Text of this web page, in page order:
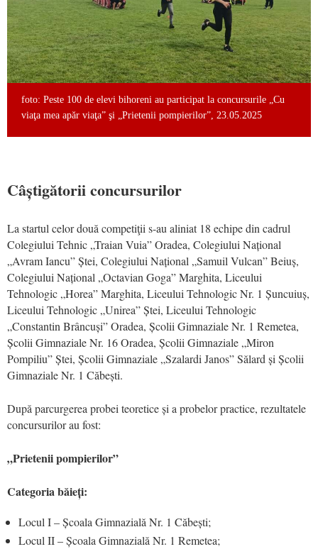
foto: Peste 100 de elevi bihoreni au participat la concursurile „Cu
viaţa mea apăr viaţa” şi „Prietenii pompierilor”, 23.05.2025
Câștigătorii concursurilor
La startul celor două competiţii s-au aliniat 18 echipe din cadrul
Colegiului Tehnic „Traian Vuia” Oradea, Colegiului Național
„Avram Iancu” Ștei, Colegiului Național „Samuil Vulcan” Beiuș,
Colegiului Național „Octavian Goga” Marghita, Liceului
Tehnologic „Horea” Marghita, Liceului Tehnologic Nr. 1 Șuncuiuș,
Liceului Tehnologic „Unirea” Ștei, Liceului Tehnologic
„Constantin Brâncuși” Oradea, Școlii Gimnaziale Nr. 1 Remetea,
Școlii Gimnaziale Nr. 16 Oradea, Școlii Gimnaziale „Miron
Pompiliu” Ștei, Școlii Gimnaziale „Szalardi Janos” Sălard și Școlii
Gimnaziale Nr. 1 Căbești.
După parcurgerea probei teoretice și a probelor practice, rezultatele
concursurilor au fost:
„Prietenii pompierilor”
Categoria băieți:
Locul I – Școala Gimnazială Nr. 1 Căbești;
Locul II – Școala Gimnazială Nr. 1 Remetea;